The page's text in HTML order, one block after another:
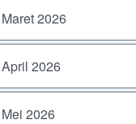
Maret 2026
April 2026
Mei 2026